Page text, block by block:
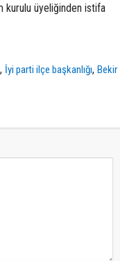
kurulu üyeliğinden istifa
, İyi parti ilçe başkanlığı,Bekir